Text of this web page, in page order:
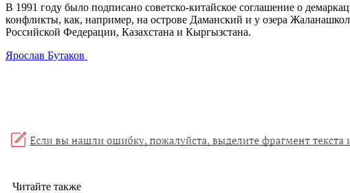
В 1991 году было подписано советско-китайское соглашение о
конфликты, как, например, на острове Даманский и у озера
Российской Федерации, Казахстана и Кыргызстана.
Ярослав Бутаков
Читайте также